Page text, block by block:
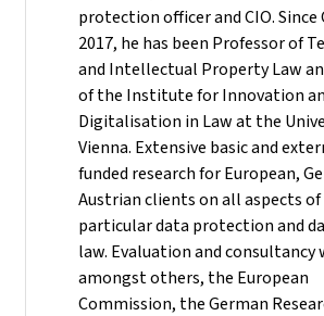
protection officer and CIO.
2017, he has been Professor of
and Intellectual Property Law
of the Institute for Innovation
Digitalisation in Law at the
Vienna. Extensive basic and
funded research for European,
Austrian clients on all aspects of
particular data protection and
law. Evaluation and consultancy
amongst others, the European
Commission, the German